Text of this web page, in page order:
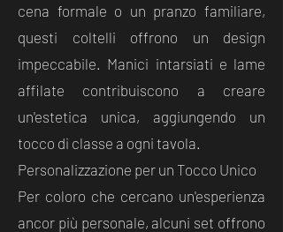
cena formale o un pranzo familiare,
questi coltelli offrono un design
impeccabile. Manici intarsiati e lame
affilate contribuiscono a creare
un'estetica unica, aggiungendo un
tocco di classe a ogni tavola.
Personalizzazione per un Tocco Unico
Per coloro che cercano un'esperienza
ancor più personale, alcuni set offrono